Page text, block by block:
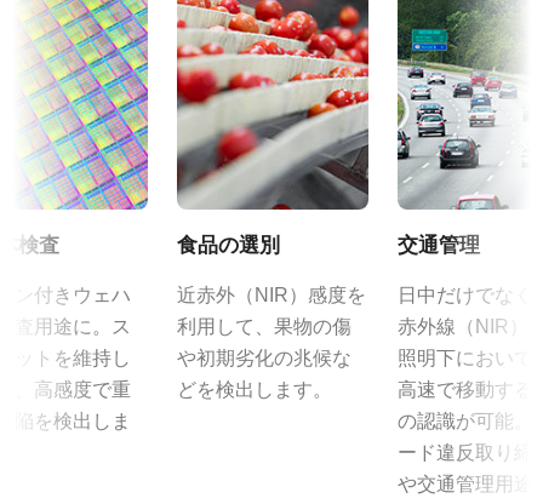
規格
1.4 MP
規格 横x縦
1392 x 1040 px
フレームレート/ラインレート
30 fps
なし
インターフェース
GigE Vision
センサ
センサ名
ICX 285AQ
CE Certificate – BB-141GE
その他
カメラセレクションガイド（総合カタログ）
取扱説明書＆データシート - ディスコン
マニュアル - BB-141GE
データシート - BB-141GE
JAIカメラ専用 ACアダプタ VA-
055シリーズ
JAIカメラ専用 ACアダプタ VA-055シリーズ
*出力コネクタの形状によって型番が変わります。
定格出力電圧：DC+12V
定格出力電流：3A
入力電源電圧：AC100V-240V (1次側ケーブルは100V専用)
電源周波数： 50/60Hz
検査
ン付きウェハ
査用途に。ス
ットを維持し
、高感度で重
陥を検出しま
食品の選別
近赤外（NIR）感度を
利用して、果物の傷
や初期劣化の兆候な
どを検出します。
交通管理
日中だけでなく
赤外線（NIR）
照明下において
高速で移動する
の認識が可能。
ード違反取り締
や交通管理用途